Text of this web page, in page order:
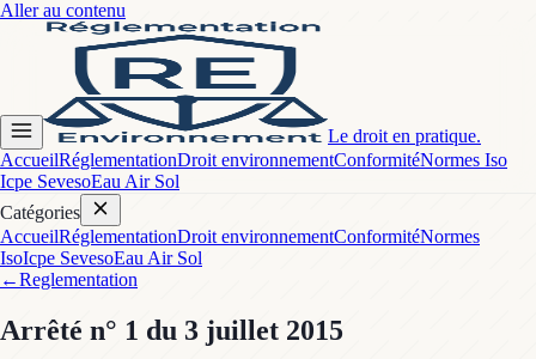
Aller au contenu
Le droit en pratique.
AccueilRéglementationDroit environnementConformitéNormes Iso
Icpe SevesoEau Air Sol
Catégories
AccueilRéglementationDroit environnementConformitéNormes
IsoIcpe SevesoEau Air Sol
←Reglementation
Arrêté n° 1 du 3 juillet 2015